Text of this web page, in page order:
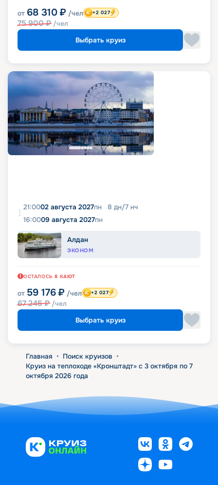
от 68 310 ₽ /чел
75 900₽ /чел
+2 027
Выбрать круиз
21:0002 августа 2027пн 8 дн/7 нч
16:0009 августа 2027пн
Алдан
ЭКОНОМ
ОСТАЛОСЬ 8 КАЮТ
от 59 176 ₽ /чел
67 245₽ /чел
+2 027
Выбрать круиз
Главная • Поиск круизов •
Круиз на теплоходе «Кронштадт» с 3 октября по 7
октября 2026 года